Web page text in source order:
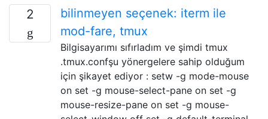
2
bilinmeyen seçenek: iterm ile
mod-fare, tmux
Bilgisayarımı sıfırladım ve şimdi tmux
.tmux.confşu yönergelere sahip olduğum
için şikayet ediyor : setw -g mode-mouse
on set -g mouse-select-pane on set -g
mouse-resize-pane on set -g mouse-